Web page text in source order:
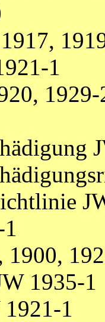
1
1900,
1935-1
1